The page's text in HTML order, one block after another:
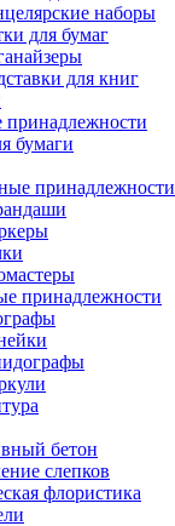
наборы
для бумаг
для книг
бумаги
принадлежности
принадлежности
бетон
слепков
флористика